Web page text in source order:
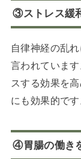
③ストレス緩
自律神経の乱
言われていま
スする効果を
にも効果的です
④胃腸の働き